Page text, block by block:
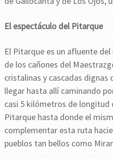
El espectáculo del Pitarque
El Pitarque es un afluente
de los cañones del
cristalinas y cascadas dignas
llegar hasta allí caminando
casi 5 kilómetros de longitud
Pitarque hasta donde el
complementar esta ruta
pueblos tan bellos como